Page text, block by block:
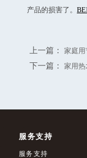
产品的损害了。
上一篇： 家庭用
下一篇： 家用热
服务支持
服务支持